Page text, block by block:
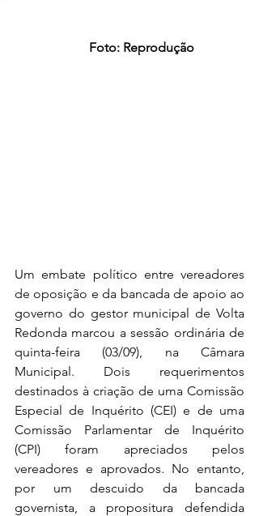
                       Foto: Reprodução
Um embate político entre vereadores
de oposição e da bancada de apoio ao
governo do gestor municipal de Volta
Redonda marcou a sessão ordinária de
quinta-feira (03/09), na Câmara
Municipal. Dois requerimentos
destinados à criação de uma Comissão
Especial de Inquérito (CEI) e de uma
Comissão Parlamentar de Inquérito
(CPI) foram apreciados pelos
vereadores e aprovados. No entanto,
por um descuido da bancada
governista, a propositura defendida